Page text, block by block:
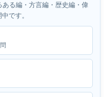
る編・方言編・歴史編・偉
です。